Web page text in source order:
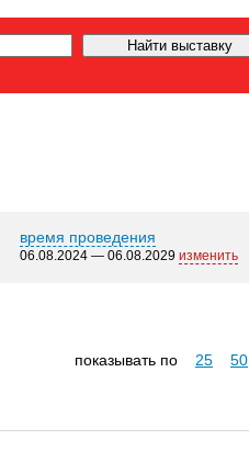
время проведения
06.08.2024 — 06.08.2029 изменить
показывать по 25 50